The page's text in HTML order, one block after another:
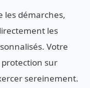
les démarches,
les
Votre
sur
sereinement.